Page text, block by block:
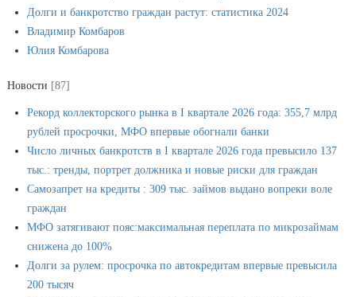
Долги и банкротство граждан растут: статистика 2024
Владимир Комбаров
Юлия Комбарова
Новости [87]
Рекорд коллекторского рынка в I квартале 2026 года: 355,7 млрд
рублей просрочки, МФО впервые обогнали банки
Число личных банкротств в I квартале 2026 года превысило 137
тыс.: тренды, портрет должника и новые риски для граждан
Самозапрет на кредиты : 309 тыс. займов выдано вопреки воле
граждан
МФО затягивают пояс:максимальная переплата по микрозаймам
снижена до 100%
Долги за рулем: просрочка по автокредитам впервые превысила
200 тысяч